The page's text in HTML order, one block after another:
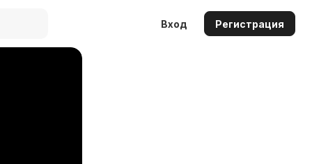
Вход Регистрация